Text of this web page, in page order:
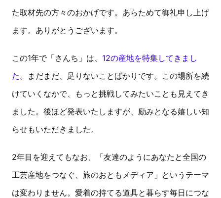
た取材先の方々のおかげです。あらためて御礼申し上げ
ます。ありがとうございます。
この1年で「さんち」は、 12の産地を特集してきまし
た。まだまだ、足りないことばかりです。この場所を続
けていくなかで、もっと挑戦してみたいことも見えてき
ました。後ほど発表いたしますが、励みとなる嬉しい知
らせもいただきました。
2年目を迎えてもなお、「友達のようにあなたと全国の
工芸産地をつなぐ、旅のおともメディア」というテーマ
は変わりません。愛着の持てる道具と暮らす毎日につな